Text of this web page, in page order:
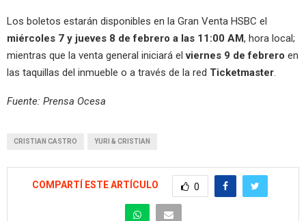
Los boletos estarán disponibles en la Gran Venta HSBC el
miércoles 7 y jueves 8 de febrero a las 11:00 AM, hora local;
mientras que la venta general iniciará elviernes 9 de febrero en
las taquillas del inmueble o a través de la red Ticketmaster.
Fuente: Prensa Ocesa
CRISTIAN CASTRO YURI & CRISTIAN
COMPARTÍ ESTE ARTÍCULO 0